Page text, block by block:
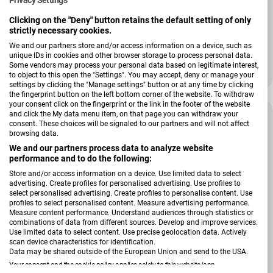
Clicking on the "Deny" button retains the default setting of only
strictly necessary cookies.
We and our partners store and/or access information on a device, such as
unique IDs in cookies and other browser storage to process personal data.
Some vendors may process your personal data based on legitimate interest,
to object to this open the "Settings". You may accept, deny or manage your
settings by clicking the "Manage settings" button or at any time by clicking
the fingerprint button on the left bottom corner of the website. To withdraw
your consent click on the fingerprint or the link in the footer of the website
and click the My data menu item, on that page you can withdraw your
consent. These choices will be signaled to our partners and will not affect
browsing data.
We and our partners process data to analyze website
performance and to do the following:
Store and/or access information on a device. Use limited data to select
advertising. Create profiles for personalised advertising. Use profiles to
select personalised advertising. Create profiles to personalise content. Use
profiles to select personalised content. Measure advertising performance.
Measure content performance. Understand audiences through statistics or
combinations of data from different sources. Develop and improve services.
Use limited data to select content. Use precise geolocation data. Actively
scan device characteristics for identification.
Data may be shared outside of the European Union and send to the USA.
Your consent and the cookie policy applies solely to this website/app.
Armlehnstuhl Emma
Verkäufer:
Hardeck
Verkaufspreis
158,99 €
Regulärer Preis
212,00 €
Tiefpreis
Verkäufer: